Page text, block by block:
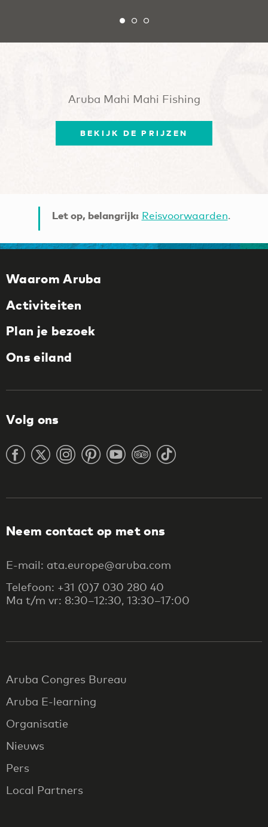
Aruba Mahi Mahi Fishing
BEKIJK DE PRIJZEN
Let op, belangrijk: Reisvoorwaarden.
Waarom Aruba
Activiteiten
Plan je bezoek
Ons eiland
Volg ons
Neem contact op met ons
E-mail: ata.europe@aruba.com
Telefoon: +31 (0)7 030 280 40
Ma t/m vr: 8:30–12:30, 13:30–17:00
Aruba Congres Bureau
Aruba E-learning
Organisatie
Nieuws
Pers
Local Partners